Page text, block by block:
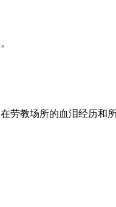
劳教场所的血泪经历和